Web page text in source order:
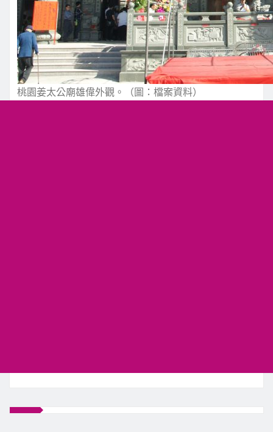
桃園姜太公廟雄偉外觀。（圖：檔案資料）